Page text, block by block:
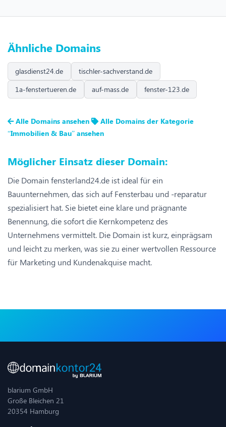
Ähnliche Domains
glasdienst24.de
tischler-sachverstand.de
1a-fenstertueren.de
auf-mass.de fenster-123.de
Alle Domains ansehen
Alle Domains der Kategorie
“Immobilien & Bau” ansehen
Möglicher Einsatz dieser Domain:
Die Domain fensterland24.de ist ideal für ein
Bauunternehmen, das sich auf Fensterbau und -reparatur
spezialisiert hat. Sie bietet eine klare und prägnante
Benennung, die sofort die Kernkompetenz des
Unternehmens vermittelt. Die Domain ist kurz, einprägsam
und leicht zu merken, was sie zu einer wertvollen Ressource
für Marketing und Kundenakquise macht.
blarium GmbH
Große Bleichen 21
20354 Hamburg